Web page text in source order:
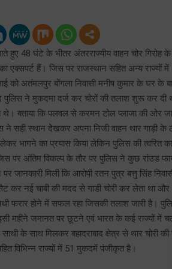
हुए 48 घंटे के भीतर अंतरराज्यीय वाहन चोर
एक्सपर्ट हैं। जिस पर राजस्थान सहित अन्य राज्यों
को अतंमलपुर बोंगला निवासी मनीष कुमार के घर के
पुलिस ने मुकदमा दर्ज कर चोरों की तलाश शुरू कर
थे। बताया कि पलवल से करमन टोल प्लाजा की ओर
ने सही स्थान देेखकर अपना निजी वाहन थार गाड़ी
भागने का प्रयास किया लेकिन पुलिस की त्वरित
पर अंतिम विकल्प के तौर पर पुलिस ने कुछ रांउड
जानकारी मिली कि आरोपी रतन पुत्र बत्तु सिंह
नई चाबी की मदद से गाडी चोरी कर लेता था और
फरार होने में सफल रहा जिसकी तलाश जारी है।
महीने जमानत पर छूटने एवं भारत के कई राज्यों में
साथी के साथ मिलकर बहादराबाद क्षेत्र से थार
विभिन्न राज्यों में 51 मुकदमें पंजीकृत है।